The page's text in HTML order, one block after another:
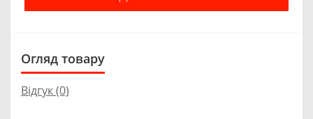
Огляд товару
Відгук (0)